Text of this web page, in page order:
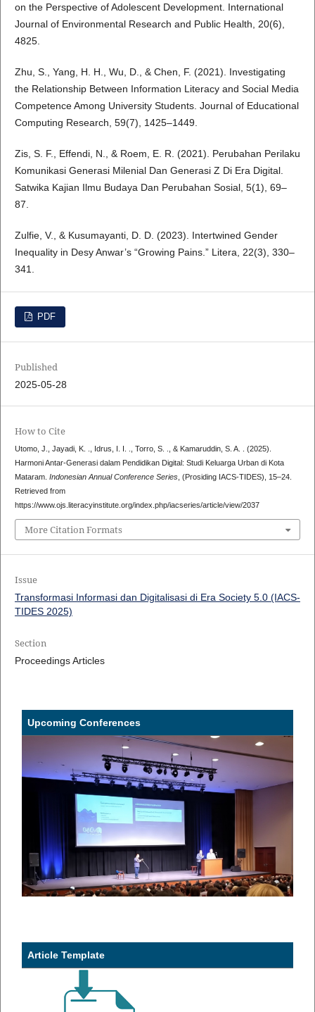
on the Perspective of Adolescent Development. International
Journal of Environmental Research and Public Health, 20(6),
4825.
Zhu, S., Yang, H. H., Wu, D., & Chen, F. (2021). Investigating
the Relationship Between Information Literacy and Social Media
Competence Among University Students. Journal of Educational
Computing Research, 59(7), 1425–1449.
Zis, S. F., Effendi, N., & Roem, E. R. (2021). Perubahan Perilaku
Komunikasi Generasi Milenial Dan Generasi Z Di Era Digital.
Satwika Kajian Ilmu Budaya Dan Perubahan Sosial, 5(1), 69–
87.
Zulfie, V., & Kusumayanti, D. D. (2023). Intertwined Gender
Inequality in Desy Anwar’s “Growing Pains.” Litera, 22(3), 330–
341.
PDF
Published
2025-05-28
How to Cite
Utomo, J., Jayadi, K. ., Idrus, I. I. ., Torro, S. ., & Kamaruddin, S. A. . (2025).
Harmoni Antar-Generasi dalam Pendidikan Digital: Studi Keluarga Urban di Kota
Mataram. Indonesian Annual Conference Series, (Prosiding IACS-TIDES), 15–24.
Retrieved from
https://www.ojs.literacyinstitute.org/index.php/iacseries/article/view/2037
More Citation Formats
Issue
Transformasi Informasi dan Digitalisasi di Era Society 5.0 (IACS-
TIDES 2025)
Section
Proceedings Articles
Upcoming Conferences
Article Template